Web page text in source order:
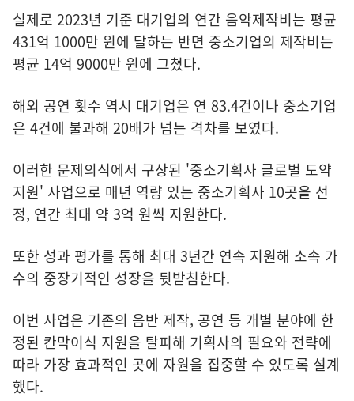
실제로 2023년 기준 대기업의 연간 음악제작비는 평균
431억 1000만 원에 달하는 반면 중소기업의 제작비는
평균 14억 9000만 원에 그쳤다.
해외 공연 횟수 역시 대기업은 연 83.4건이나 중소기업
은 4건에 불과해 20배가 넘는 격차를 보였다.
이러한 문제의식에서 구상된 '중소기획사 글로벌 도약
지원' 사업으로 매년 역량 있는 중소기획사 10곳을 선
정, 연간 최대 약 3억 원씩 지원한다.
또한 성과 평가를 통해 최대 3년간 연속 지원해 소속 가
수의 중장기적인 성장을 뒷받침한다.
이번 사업은 기존의 음반 제작, 공연 등 개별 분야에 한
정된 칸막이식 지원을 탈피해 기획사의 필요와 전략에
따라 가장 효과적인 곳에 자원을 집중할 수 있도록 설계
했다.